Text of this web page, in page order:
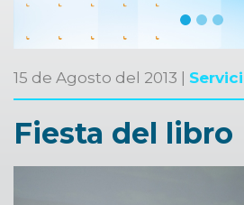
15 de Agosto del 2013 |
Fiesta del libro